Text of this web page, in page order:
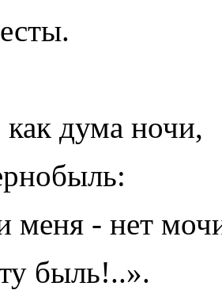
дума ночи,
меня - нет
быль!..».